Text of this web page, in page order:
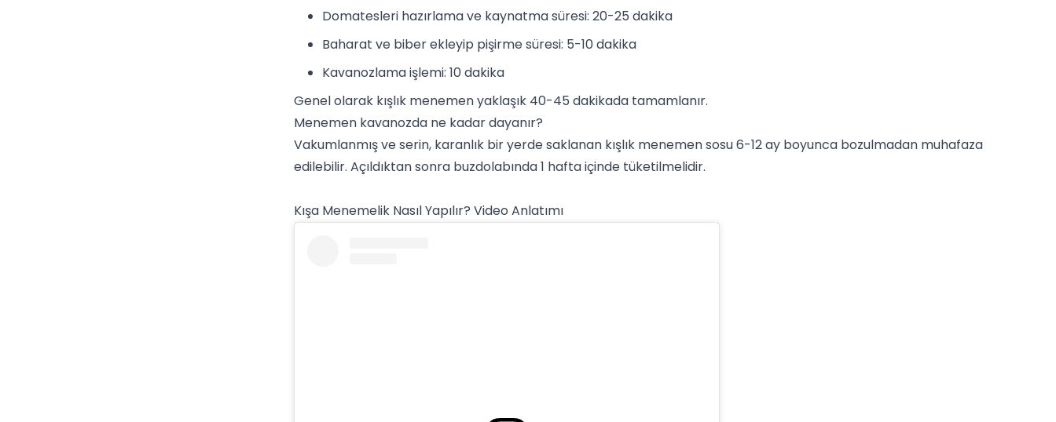
Domatesleri hazırlama ve kaynatma süresi: 20-25 dakika
Baharat ve biber ekleyip pişirme süresi: 5-10 dakika
Kavanozlama işlemi: 10 dakika
Genel olarak kışlık menemen yaklaşık 40-45 dakikada tamamlanır.
Menemen kavanozda ne kadar dayanır?
Vakumlanmış ve serin, karanlık bir yerde saklanan kışlık menemen sosu 6-12 ay boyunca bozulmadan muhafaza
edilebilir. Açıldıktan sonra buzdolabında 1 hafta içinde tüketilmelidir.
Kışa Menemelik Nasıl Yapılır? Video Anlatımı